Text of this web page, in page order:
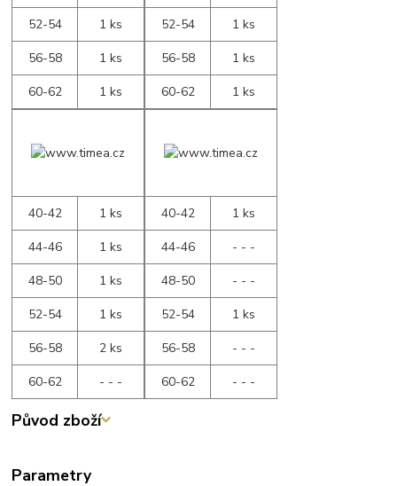
52-54
1 ks
56-58
1 ks
60-62
1 ks
52-54
1 ks
56-58
1 ks
60-62
1 ks
40-42
1 ks
44-46
1 ks
48-50
1 ks
52-54
1 ks
56-58
2 ks
60-62
- - -
40-42
1 ks
44-46
- - -
48-50
- - -
52-54
1 ks
56-58
- - -
60-62
- - -
Původ zboží
Parametry